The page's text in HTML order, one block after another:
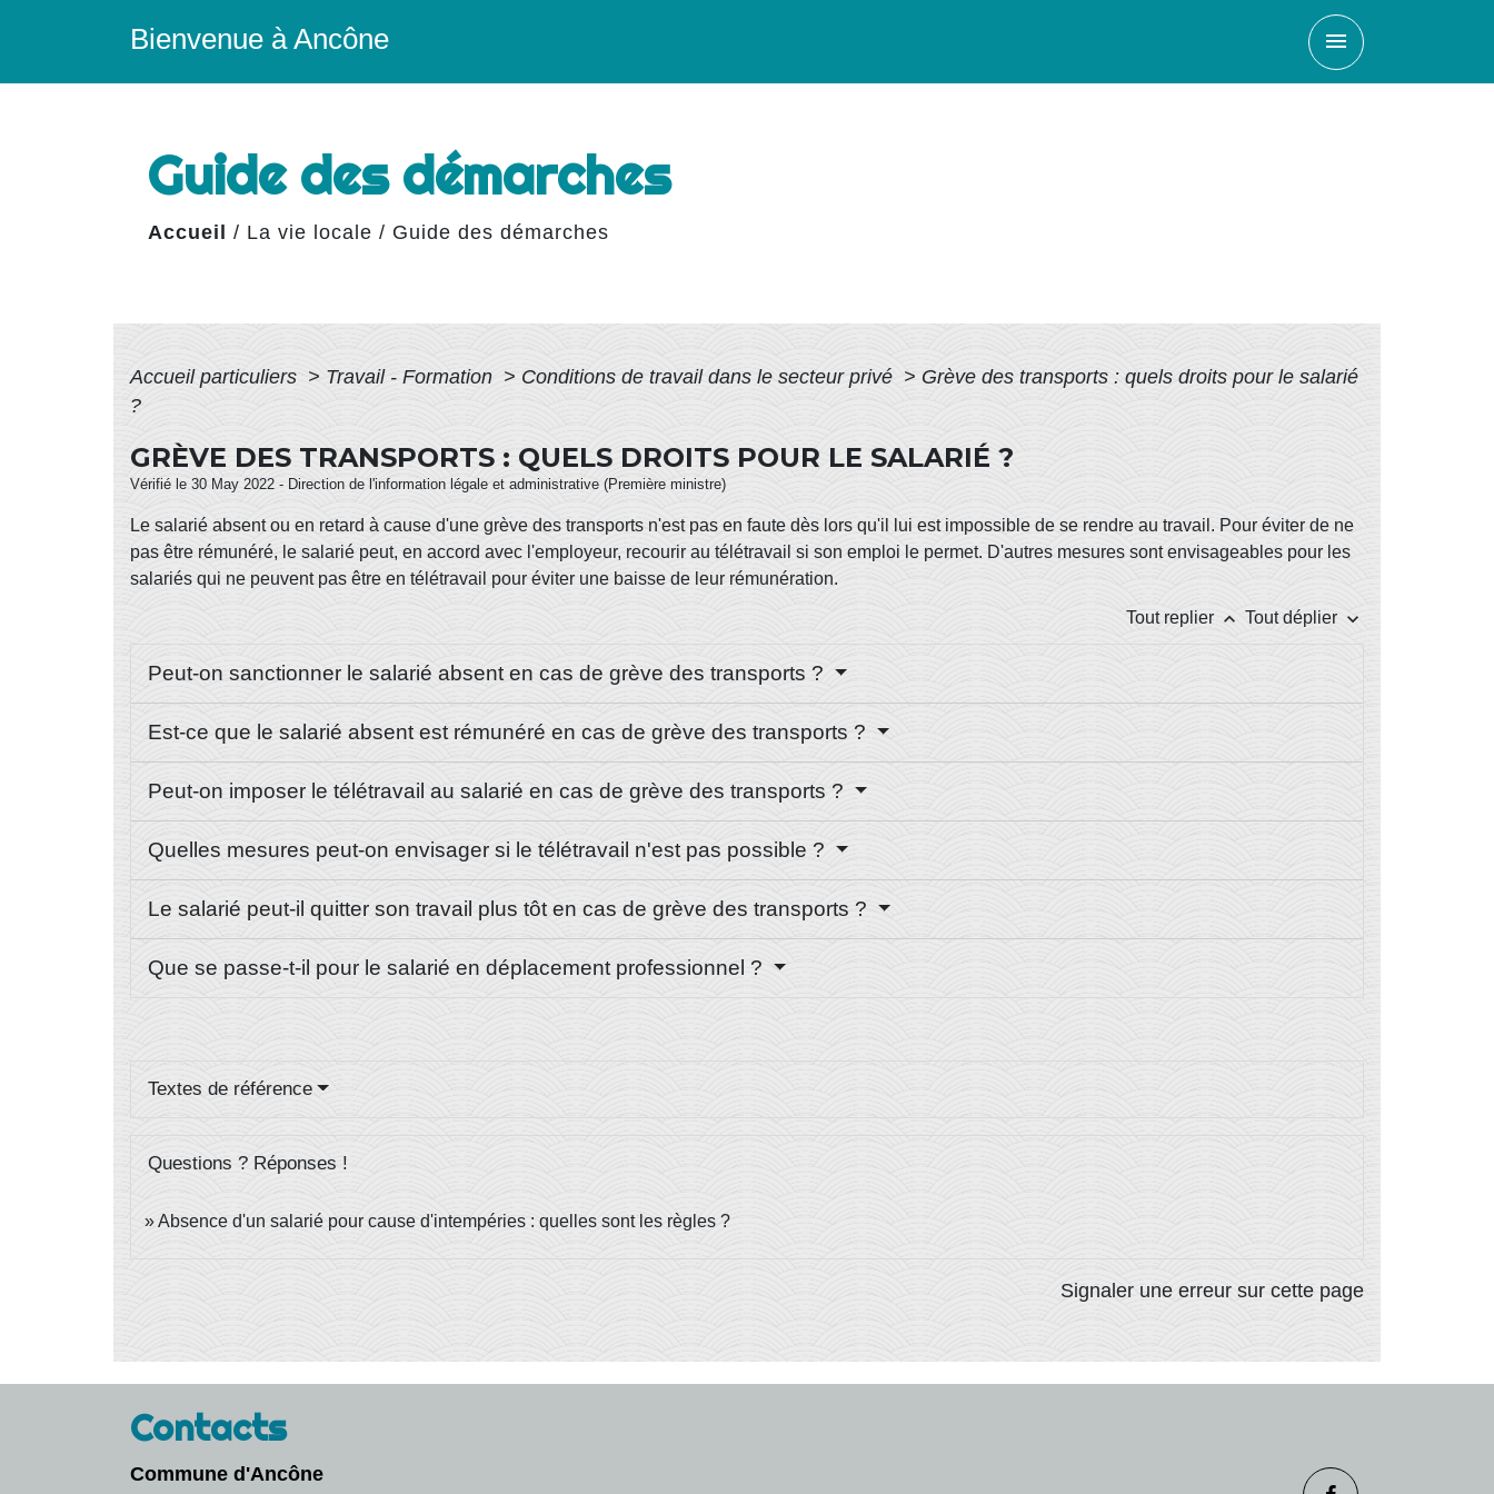
Bienvenue à Ancône menu
Guide des démarches
Accueil / La vie locale / Guide des démarches
Accueil particuliers > Travail - Formation > Conditions de travail dans le secteur privé > Grève des transports : quels droits pour le salarié
?
GRÈVE DES TRANSPORTS : QUELS DROITS POUR LE SALARIÉ ?
Vérifié le 30 May 2022 - Direction de l'information légale et administrative (Première ministre)
Le salarié absent ou en retard à cause d'une grève des transports n'est pas en faute dès lors qu'il lui est impossible de se rendre au travail. Pour éviter de ne
pas être rémunéré, le salarié peut, en accord avec l'employeur, recourir au télétravail si son emploi le permet. D'autres mesures sont envisageables pour les
salariés qui ne peuvent pas être en télétravail pour éviter une baisse de leur rémunération.
Tout replier keyboard_arrow_up Tout déplier keyboard_arrow_down
Peut-on sanctionner le salarié absent en cas de grève des transports ?
Est-ce que le salarié absent est rémunéré en cas de grève des transports ?
Peut-on imposer le télétravail au salarié en cas de grève des transports ?
Quelles mesures peut-on envisager si le télétravail n'est pas possible ?
Le salarié peut-il quitter son travail plus tôt en cas de grève des transports ?
Que se passe-t-il pour le salarié en déplacement professionnel ?
Textes de référence
Questions ? Réponses !
Absence d'un salarié pour cause d'intempéries : quelles sont les règles ?
Signaler une erreur sur cette page
Contacts
Commune d'Ancône